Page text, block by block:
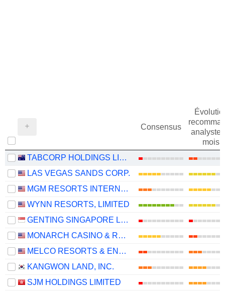
Consensus
mois
TABCORP HOLDINGS LIMITED
LAS VEGAS SANDS CORP.
MGM RESORTS INTERNATIONAL
WYNN RESORTS, LIMITED
GENTING SINGAPORE LIMITED
MONARCH CASINO & RESORT, INC.
MELCO RESORTS & ENTERTAINMENT LIMITED
KANGWON LAND, INC.
SJM HOLDINGS LIMITED